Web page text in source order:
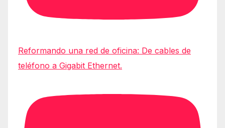
Reformando una red de oficina: De cables de
teléfono a Gigabit Ethernet.